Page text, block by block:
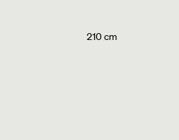
210 cm